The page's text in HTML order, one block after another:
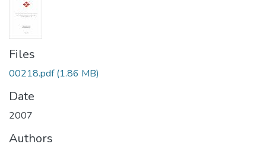
Files
00218.pdf(1.86 MB)
Date
2007
Authors